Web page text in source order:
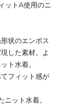
ットA使用のニ
状のエンボス
した素材。よ
ト水着。
フィット感が
ット水着。